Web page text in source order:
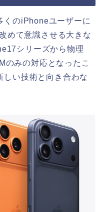
くのiPhoneユーザーに
めて意識させる大きな
シリーズから物理
のみの対応となったこ
しい技術と向き合わな